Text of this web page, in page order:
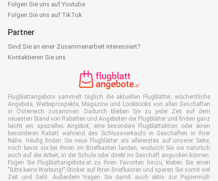
Folgen Sie uns auf Youtube
Folgen Sie uns auf TikTok
Partner
Sind Sie an einer Zusammenarbeit interessiert?
Kontaktieren Sie uns
Flugblattangebote sammelt täglich die aktuellen Flugblätter, wöchentliche
Angebote, Werbeprospekte, Magazine und Lookbooks von allen Geschäften
in Österreich zusammen. Dadurch bleiben Sie zu jeder Zeit auf dem
neuesten Stand von Rabatten und Angeboten der Flugblätter und finden ganz
leicht ein spezielles Angebot, eine besondere Flugblattaktion oder einen
besonderen Rabatt während des Schlussverkaufs in Geschäften in Ihrer
Nähe. Häufig finden Sie neue Flugblätter als allererstes auf unserer Seite,
noch bevor sie bei Ihnen im Briefkasten landen, wodurch Sie sie natürlich
auch auf der Arbeit, in der Schule oder direkt im Geschäft angucken können.
Fügen Sie Flugblattangebote.at zu Ihren Favoriten hinzu, kleben Sie einen
"Bitte keine Werbung!"-Sticker auf Ihren Briefkasten und sparen Sie somit viel
Zeit und Geld. Außerdem tragen Sie damit auch aktiv zur Papiermüll-